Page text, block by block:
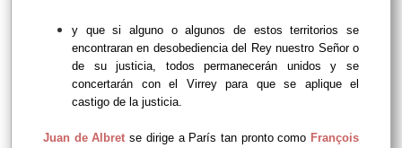
y que si alguno o algunos de estos territorios se
encontraran en desobediencia del Rey nuestro Señor o
de su justicia, todos permanecerán unidos y se
concertarán con el Virrey para que se aplique el
castigo de la justicia.
Juan de Albret se dirige a París tan pronto como François